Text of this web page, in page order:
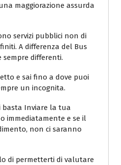
maggiorazione assurda
servizi pubblici non di
A differenza del Bus
differenti.
e sai fino a dove puoi
un incognita.
basta Inviare la tua
immediatamente e se il
non ci saranno
di permetterti di valutare